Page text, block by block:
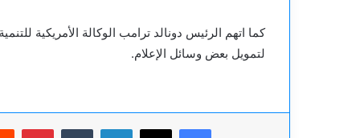
لتمويل بعض وسائل الإعلام.
فيسبوك
‫X لينكدإن